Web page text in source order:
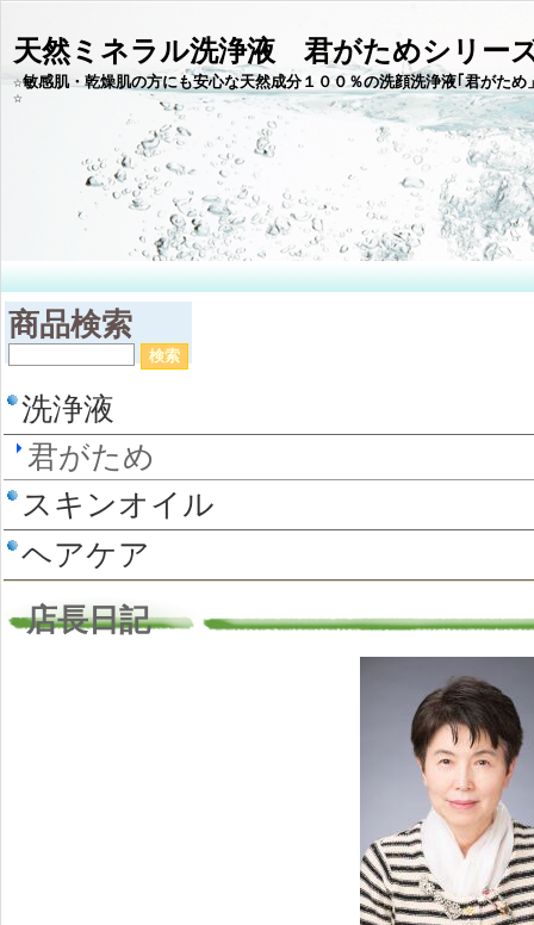
天然ミネラル洗浄液 君がためシリー
☆敏感肌・乾燥肌の方にも安心な天然成分１００％の洗顔洗浄液｢君
商品検索
洗浄液
君がため
スキンオイル
ヘアケア
店長日記